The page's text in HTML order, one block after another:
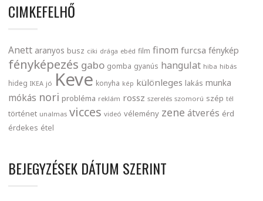
CIMKEFELHŐ
Anett aranyos busz ciki drága ebéd film finom furcsa fénykép
fényképezés gabo gomba gyanús hangulat hiba hibás
hideg IKEA jó Keve konyha kép különleges lakás munka
mókás nori probléma reklám rossz szerelés szomorú szép tél
történet unalmas vicces videó vélemény zene átverés érd
érdekes étel
BEJEGYZÉSEK DÁTUM SZERINT